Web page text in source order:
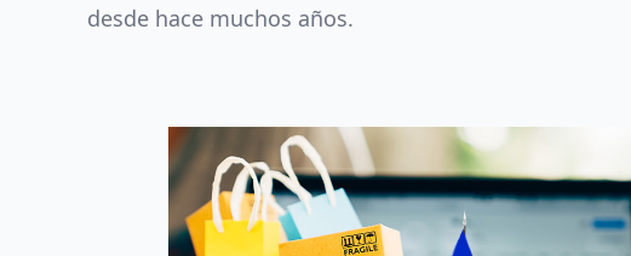
desde hace muchos años.